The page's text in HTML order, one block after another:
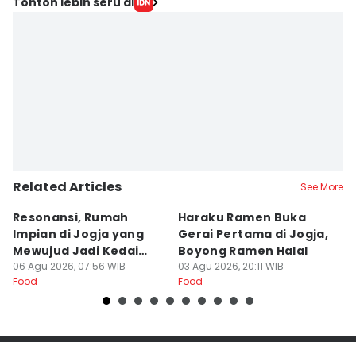
Related Articles See More
Resonansi, Rumah
Impian di Jogja yang
Mewujud Jadi Kedai
Ramen dan Burger
06 Agu 2026, 07:56 WIB
Food
Haraku Ramen Buka
Gerai Pertama di Jogja,
Boyong Ramen Halal
03 Agu 2026, 20:11 WIB
Food